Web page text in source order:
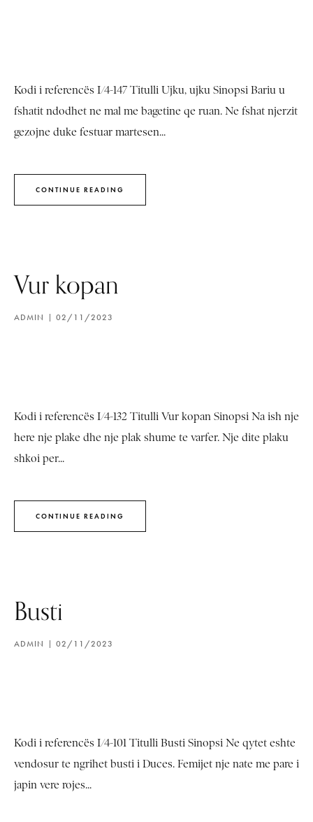
Kodi i referencës I/4-147 Titulli Ujku, ujku Sinopsi Bariu u
fshatit ndodhet ne mal me bagetine qe ruan. Ne fshat njerzit
gezojne duke festuar martesen...
CONTINUE READING
Vur kopan
ADMIN 02/11/2023
Kodi i referencës I/4-132 Titulli Vur kopan Sinopsi Na ish nje
here nje plake dhe nje plak shume te varfer. Nje dite plaku
shkoi per...
CONTINUE READING
Busti
ADMIN 02/11/2023
Kodi i referencës I/4-101 Titulli Busti Sinopsi Ne qytet eshte
vendosur te ngrihet busti i Duces. Femijet nje nate me pare i
japin vere rojes...